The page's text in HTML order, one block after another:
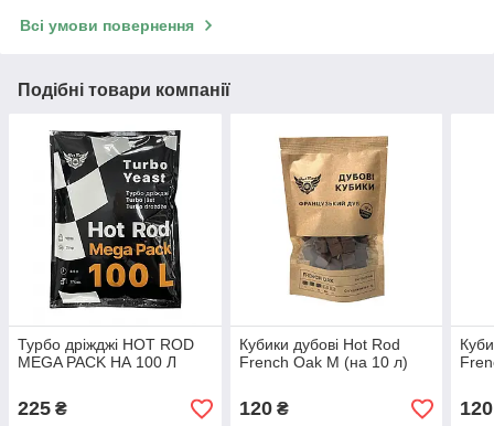
Всі умови повернення
Подібні товари компанії
Турбо дріжджі HOT ROD
MEGA PACK НА 100 Л
225 ₴
Кубики дубові Hot Rod
French Oak M (на 10 л)
120₴ 120